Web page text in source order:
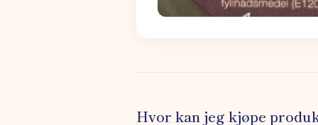
Hvor kan jeg kjøpe